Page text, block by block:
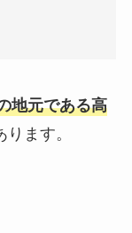
地元である高
ます。